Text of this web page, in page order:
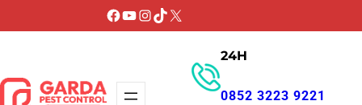
ke
Facebook
YouTube
Instagram
TikTok
X
24H
0852 3223 9221